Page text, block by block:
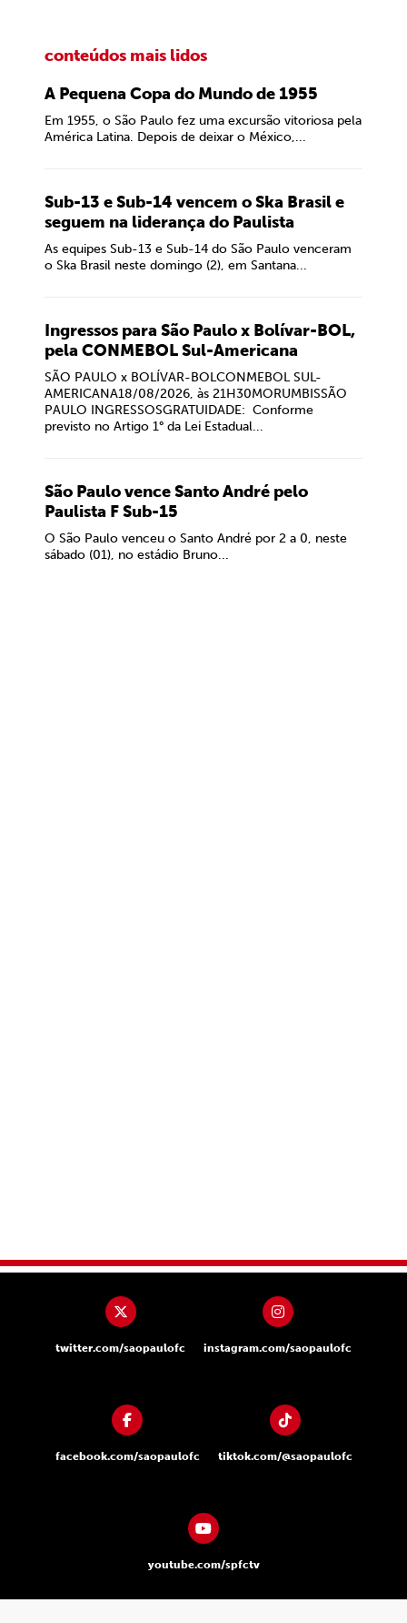
conteúdos mais lidos
A Pequena Copa do Mundo de 1955
Em 1955, o São Paulo fez uma excursão vitoriosa pela
América Latina. Depois de deixar o México,...
Sub-13 e Sub-14 vencem o Ska Brasil e
seguem na liderança do Paulista
As equipes Sub-13 e Sub-14 do São Paulo venceram
o Ska Brasil neste domingo (2), em Santana...
Ingressos para São Paulo x Bolívar-BOL,
pela CONMEBOL Sul-Americana
SÃO PAULO x BOLÍVAR-BOLCONMEBOL SUL-
AMERICANA18/08/2026, às 21H30MORUMBISSÃO
PAULO INGRESSOSGRATUIDADE: Conforme
previsto no Artigo 1° da Lei Estadual...
São Paulo vence Santo André pelo
Paulista F Sub-15
O São Paulo venceu o Santo André por 2 a 0, neste
sábado (01), no estádio Bruno...
twitter.com/saopaulofc instagram.com/saopaulofc
facebook.com/saopaulofc tiktok.com/@saopaulofc
youtube.com/spfctv